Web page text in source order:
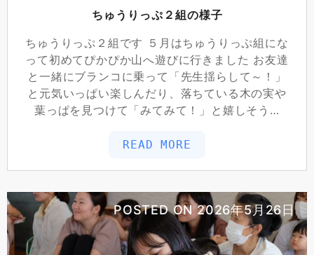
ちゅうりっぷ２組の様子
ちゅうりっぷ２組です ５月はちゅうりっぷ組にな
って初めてぴかぴか山へ遊びに行きました お友達
と一緒にブランコに乗って「先生揺らして～！」
と元気いっぱい楽しんだり、落ちている木の実や
葉っぱを見つけて「みてみて！」と嬉しそう…
READ MORE
POSTED ON2026年5月26日